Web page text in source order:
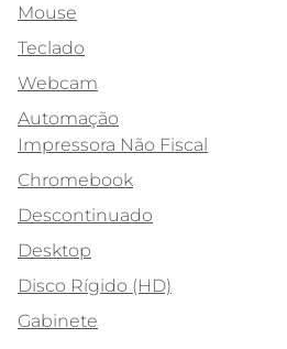
Mouse
Teclado
Webcam
Automação
Impressora Não Fiscal
Chromebook
Descontinuado
Desktop
Disco Rígido (HD)
Gabinete